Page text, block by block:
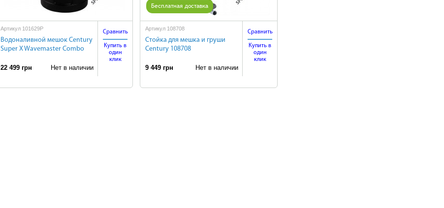
Артикул 101629P
Водоналивной мешок Century
Super X Wavemaster Combo
22 499 грн Нет в наличии
Сравнить
Купить в
один
клик
Бесплатная доставка
Артикул 108708
Стойка для мешка и груши
Century 108708
9 449 грн Нет в наличии
Сравнить
Купить в
один
клик